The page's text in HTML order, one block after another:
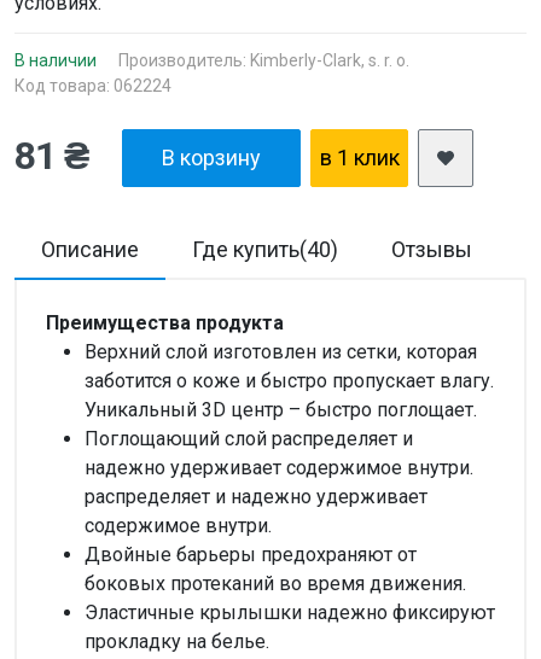
В наличии Производитель: Kimberly-Clark, s. r. o.
Код товара: 062224
81 ₴ В корзину в 1 клик
Описание Где купить(40) Отзывы
Преимущества продукта
Верхний слой изготовлен из сетки, которая
заботится о коже и быстро пропускает влагу.
Уникальный 3D центр – быстро поглощает.
Поглощающий слой распределяет и
надежно удерживает содержимое внутри.
распределяет и надежно удерживает
содержимое внутри.
Двойные барьеры предохраняют от
боковых протеканий во время движения.
Эластичные крылышки надежно фиксируют
прокладку на белье.